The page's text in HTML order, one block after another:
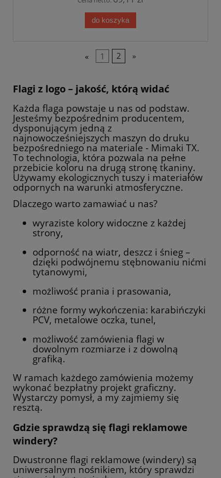
do koszyka
« 1 2 »
Flagi z logo – jakość, którą widać
Każda flaga powstaje u nas od podstaw.
Jesteśmy bezpośrednim producentem,
dysponującym jedną z
najnowocześniejszych maszyn do druku
bezpośredniego na materiale - Mimaki TX.
To technologia, która pozwala na pełne
przebicie koloru na drugą stronę tkaniny.
Używamy ekologicznych tuszy i materiałów
odpornych na warunki atmosferyczne.
Dlaczego warto zamawiać u nas?
wyraziste kolory widoczne z każdej
strony,
odporność na wiatr, deszcz i śnieg –
dzięki podwójnemu stębnowaniu nićmi
tytanowymi,
możliwość prania i prasowania,
różne formy wykończenia: karabińczyki
PCV, metalowe oczka, tunel,
możliwość zamówienia flagi w
dowolnym rozmiarze i z dowolną
grafiką.
W ramach każdego zamówienia możemy
wykonać bezpłatny projekt graficzny.
Wystarczy pomysł, a my zajmiemy się
resztą.
Gdzie sprawdzą się flagi reklamowe
windery?
Dwustronne flagi reklamowe (windery) są
uniwersalnym nośnikiem, który sprawdzi